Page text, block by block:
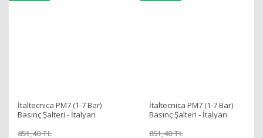
İtaltecnica PM7 (1-7 Bar)
Basınç Şalteri - İtalyan
851,40 TL
İtaltecnica PM7 (1-7 Bar)
Basınç Şalteri - İtalyan
851,40 TL